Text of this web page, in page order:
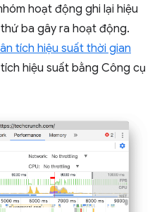
hoạt động ghi lại hiệu
ba gây ra hoạt động.
tích hiệu suất thời gian
hiệu suất bằng Công cụ